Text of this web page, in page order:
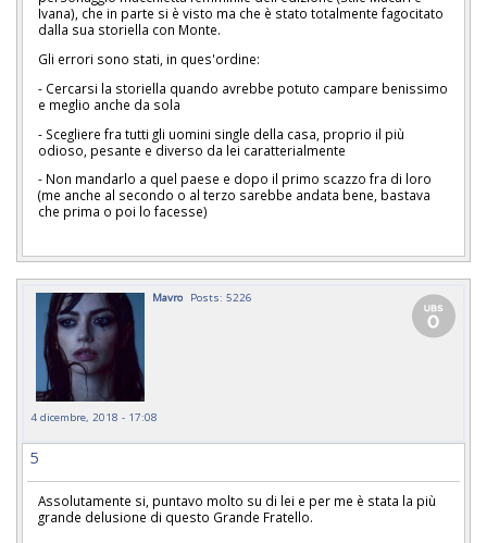
Ivana), che in parte si è visto ma che è stato totalmente fagocitato
dalla sua storiella con Monte.
Gli errori sono stati, in ques'ordine:
- Cercarsi la storiella quando avrebbe potuto campare benissimo
e meglio anche da sola
- Scegliere fra tutti gli uomini single della casa, proprio il più
odioso, pesante e diverso da lei caratterialmente
- Non mandarlo a quel paese e dopo il primo scazzo fra di loro
(me anche al secondo o al terzo sarebbe andata bene, bastava
che prima o poi lo facesse)
Mavro Posts: 5226
4 dicembre, 2018 - 17:08
5
Assolutamente si, puntavo molto su di lei e per me è stata la più
grande delusione di questo Grande Fratello.